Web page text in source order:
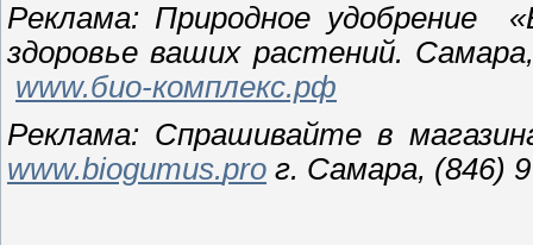
Реклама: Природное удобрение
здоровье ваших растений.
www.био-комплекс.рф
Реклама: Спрашивайте в
www.biogumus.pro г. Самара, (846)